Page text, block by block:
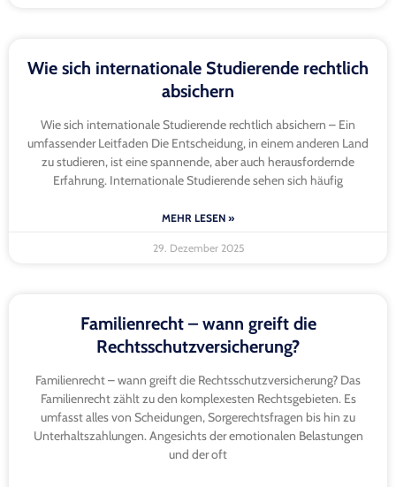
Wie sich internationale Studierende rechtlich
absichern
Wie sich internationale Studierende rechtlich absichern – Ein
umfassender Leitfaden Die Entscheidung, in einem anderen Land
zu studieren, ist eine spannende, aber auch herausfordernde
Erfahrung. Internationale Studierende sehen sich häufig
MEHR LESEN »
29. Dezember 2025
Familienrecht – wann greift die
Rechtsschutzversicherung?
Familienrecht – wann greift die Rechtsschutzversicherung? Das
Familienrecht zählt zu den komplexesten Rechtsgebieten. Es
umfasst alles von Scheidungen, Sorgerechtsfragen bis hin zu
Unterhaltszahlungen. Angesichts der emotionalen Belastungen
und der oft